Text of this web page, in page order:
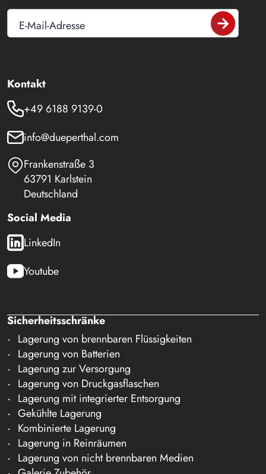
E-Mail-Adresse
Kontakt
+49 6188 9139-0
info@dueperthal.com
Frankenstraße 3
63791 Karlstein
Deutschland
Social Media
LinkedIn
Youtube
Sicherheitsschränke
Lagerung von brennbaren Flüssigkeiten
Lagerung von Batterien
Lagerung zur Versorgung
Lagerung von Druckgasflaschen
Lagerung mit integrierter Entsorgung
Gekühlte Lagerung
Kombinierte Lagerung
Lagerung in Reinräumen
Lagerung von nicht brennbaren Medien